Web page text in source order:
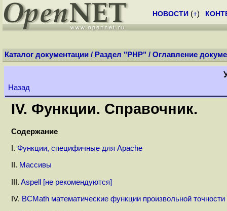
НОВОСТИ (+)
Каталог документации / Раздел "PHP" / Оглавление
Назад
IV. Функции. Справочник.
Содержание
I. Функции, специфичные для Apache
II. Массивы
III. Aspell [не рекомендуются]
IV. BCMath математические функции произвольной точности